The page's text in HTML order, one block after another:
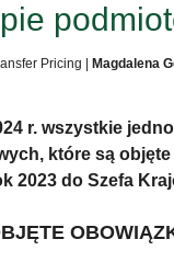
Pricing Magdalena
r. wszystkie
które są
2023 do Szefa